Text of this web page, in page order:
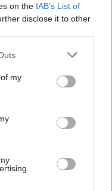
on the IAB’s List of
disclose it to other
my